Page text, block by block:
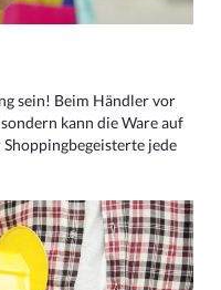
sein! Beim Händler vor
kann die Ware auf
jede